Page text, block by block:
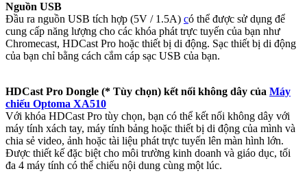
Nguồn USB
Đầu ra nguồn USB tích hợp (5V / 1.5A) có thể được sử dụng để
cung cấp năng lượng cho các khóa phát trực tuyến của bạn như
Chromecast, HDCast Pro hoặc thiết bị di động. Sạc thiết bị di động
của bạn chỉ bằng cách cắm cáp sạc USB của bạn.
HDCast Pro Dongle (* Tùy chọn) kết nối không dây của Máy
chiếu Optoma XA510
Với khóa HDCast Pro tùy chọn, bạn có thể kết nối không dây với
máy tính xách tay, máy tính bảng hoặc thiết bị di động của mình và
chia sẻ video, ảnh hoặc tài liệu phát trực tuyến lên màn hình lớn.
Được thiết kế đặc biệt cho môi trường kinh doanh và giáo dục, tối
đa 4 máy tính có thể chiếu nội dung cùng một lúc.